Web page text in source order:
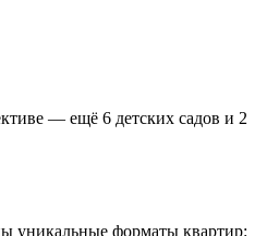
— ещё 6 детских садов и 2
уникальные форматы квартир: